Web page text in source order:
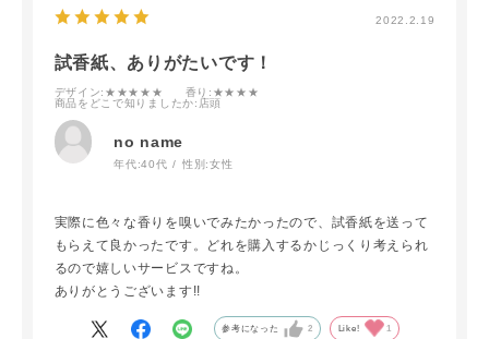
2022.2.19
試香紙、ありがたいです！
デザイン:★★★★★ 香り :★★★★
商品をどこで知りましたか:店頭
no name
年代:40代 性別:女性
実際に色々な香りを嗅いでみたかったので、試香紙を送って
もらえて良かったです。どれを購入するかじっくり考えられ
るので嬉しいサービスですね。
ありがとうございます!!
参考になった 2 Like! 1